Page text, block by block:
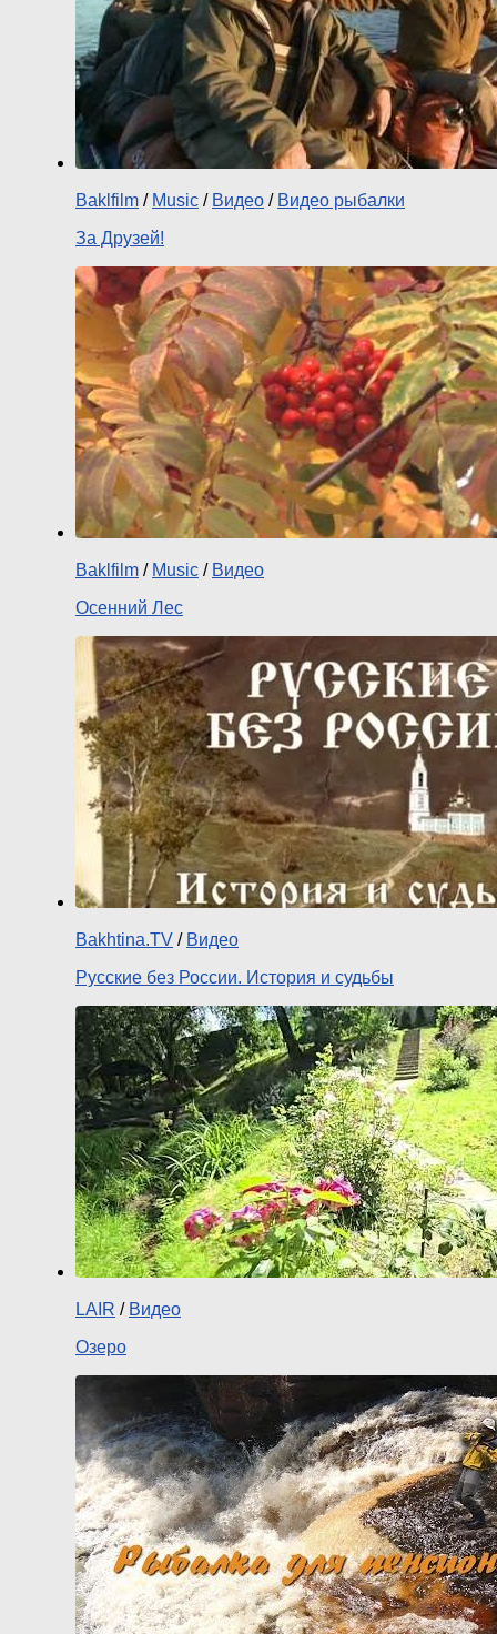
Baklfilm / Music / Видео / Видео рыбалки
За Друзей!
Baklfilm / Music / Видео
Осенний Лес
Bakhtina.TV / Видео
Русские без России. История и судьбы
LAIR / Видео
Озеро